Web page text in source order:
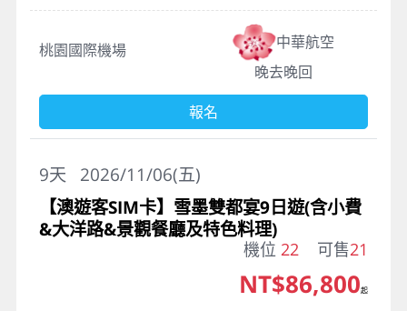
桃園國際機場
中華航空
晚去晚回
報名
2026/11/06(五)
9天
【澳遊客SIM卡】雪墨雙都宴9日遊(含小費
&大洋路&景觀餐廳及特色料理)
機位 22 可售21
NT$86,800起